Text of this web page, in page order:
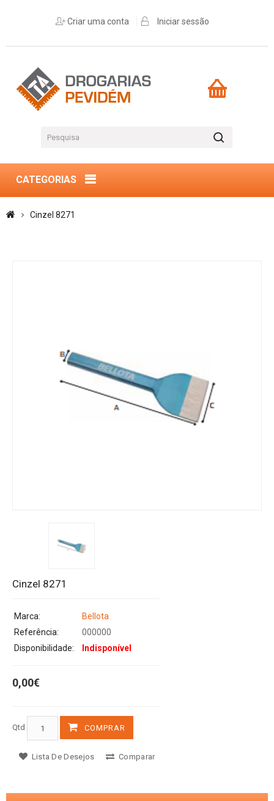
Criar uma conta Iniciar sessão
CATEGORIAS
Cinzel 8271
Cinzel 8271
Marca:
Bellota
Referência:
000000
Disponibilidade:
Indisponível
0,00€
Qtd COMPRAR
Lista De Desejos Comparar